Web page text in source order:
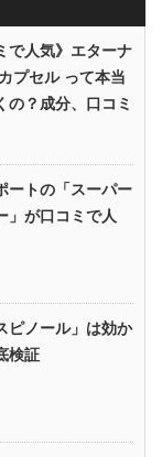
で人気》エターナ
プセル って本当
の？成分、口コミ
ートの「スーパー
」が口コミで人
ピノール」は効か
検証